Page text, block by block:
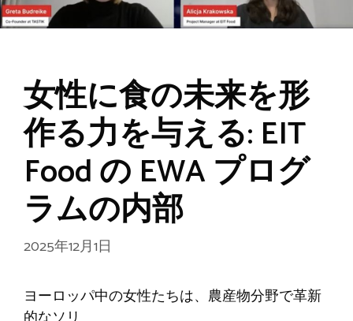
女性に食の未来を形
作る力を与える: EIT
Food の EWA プログ
ラムの内部
2025年12月1日
ヨーロッパ中の女性たちは、農産物分野で革新